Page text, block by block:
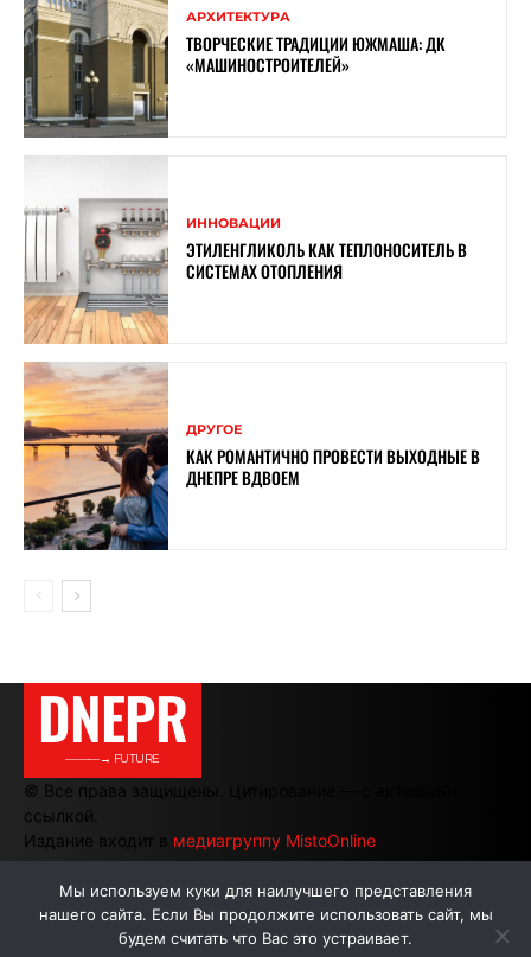
АРХИТЕКТУРА
ТВОРЧЕСКИЕ ТРАДИЦИИ ЮЖМАША: ДК
«МАШИНОСТРОИТЕЛЕЙ»
ИННОВАЦИИ
ЭТИЛЕНГЛИКОЛЬ КАК ТЕПЛОНОСИТЕЛЬ В
СИСТЕМАХ ОТОПЛЕНИЯ
ДРУГОЕ
КАК РОМАНТИЧНО ПРОВЕСТИ ВЫХОДНЫЕ В
ДНЕПРЕ ВДВОЕМ
DNEPR
———→ FUTURE
© Все права защищены. Цитирование — с активной
ссылкой.
Издание входит в медиагруппу MistoOnline
АВТОРЫ РЕКЛАМА НА САЙТЕ
Мы используем куки для наилучшего представления
нашего сайта. Если Вы продолжите использовать сайт, мы
будем считать что Вас это устраивает.